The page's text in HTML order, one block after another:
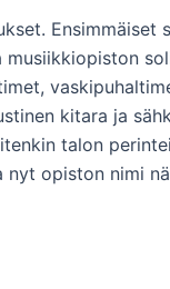
Ensimmäiset
kitara ja
talon
nyt opiston nimi